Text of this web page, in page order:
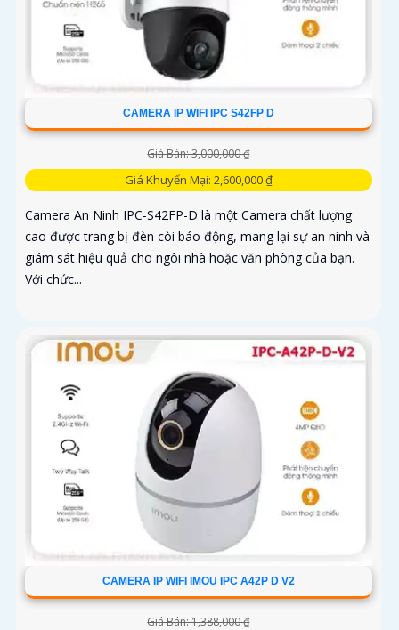
CAMERA IP WIFI IPC S42FP D
Giá Bán: 3,000,000 ₫
Giá Khuyến Mại: 2,600,000 ₫
Camera An Ninh IPC-S42FP-D là một Camera chất lượng
cao được trang bị đèn còi báo động, mang lại sự an ninh và
giám sát hiệu quả cho ngôi nhà hoặc văn phòng của bạn.
Với chức...
CAMERA IP WIFI IMOU IPC A42P D V2
Giá Bán: 1,388,000 ₫